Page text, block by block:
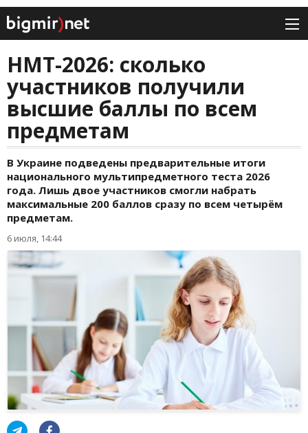
НМТ-2026: сколько
участников получили
высшие баллы по всем
предметам
В Украине подведены предварительные итоги
национального мультипредметного теста 2026
года. Лишь двое участников смогли набрать
максимальные 200 баллов сразу по всем четырём
предметам.
6 июля, 14:44